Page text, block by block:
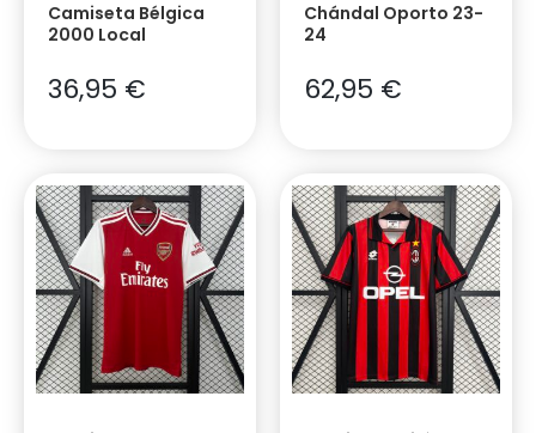
Camiseta Bélgica
2000 Local
36,95 €
Chándal Oporto 23-
24
62,95 €